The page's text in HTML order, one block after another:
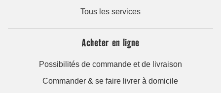
Tous les services
Acheter en ligne
Possibilités de commande et de livraison
Commander & se faire livrer à domicile